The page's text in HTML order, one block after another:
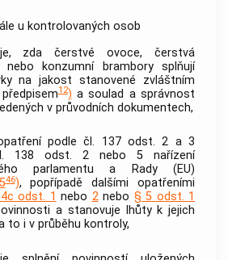
u kontrolovaných osob
zda čerstvé ovoce, čerstvá
nebo konzumní brambory splňují
na jakost stanovené zvláštním
12) a soulad a správnost
v průvodních dokumentech,
podle čl. 137 odst. 2 a 3
138 odst. 2 nebo 5 nařízení
parlamentu a Rady (EU)
46), popřípadě dalšími opatřeními
odst. 1 nebo 2nebo § 5 odst. 1
a stanovuje lhůty k jejich
to i v průběhu kontroly,